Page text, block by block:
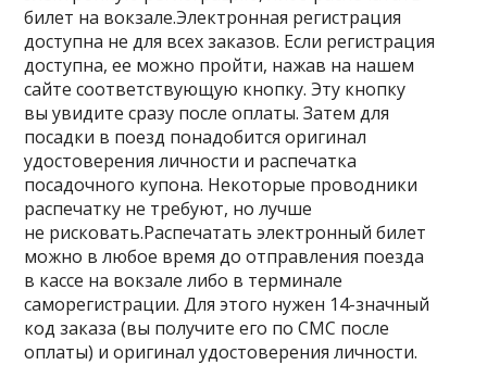
билет на вокзале.Электронная регистрация
доступна не для всех заказов. Если регистрация
доступна, ее можно пройти, нажав на нашем
сайте соответствующую кнопку. Эту кнопку
вы увидите сразу после оплаты. Затем для
посадки в поезд понадобится оригинал
удостоверения личности и распечатка
посадочного купона. Некоторые проводники
распечатку не требуют, но лучше
не рисковать.Распечатать электронный билет
можно в любое время до отправления поезда
в кассе на вокзале либо в терминале
саморегистрации. Для этого нужен 14-значный
код заказа (вы получите его по СМС после
оплаты) и оригинал удостоверения личности.